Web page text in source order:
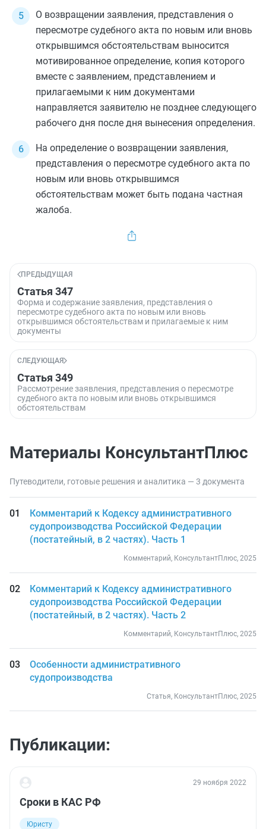
О возвращении заявления, представления о
пересмотре судебного акта по новым или вновь
открывшимся обстоятельствам выносится
мотивированное определение, копия которого
вместе с заявлением, представлением и
прилагаемыми к ним документами
направляется заявителю не позднее следующего
рабочего дня после дня вынесения определения.
На определение о возвращении заявления,
представления о пересмотре судебного акта по
новым или вновь открывшимся
обстоятельствам может быть подана частная
жалоба.
ПРЕДЫДУЩАЯ
Статья 347
Форма и содержание заявления, представления о
пересмотре судебного акта по новым или вновь
открывшимся обстоятельствам и прилагаемые к ним
документы
СЛЕДУЮЩАЯ
Статья 349
Рассмотрение заявления, представления о пересмотре
судебного акта по новым или вновь открывшимся
обстоятельствам
Материалы КонсультантПлюс
Путеводители, готовые решения и аналитика — 3 документа
Комментарий к Кодексу административного
судопроизводства Российской Федерации
(постатейный, в 2 частях). Часть 1
Комментарий, КонсультантПлюс, 2025
Комментарий к Кодексу административного
судопроизводства Российской Федерации
(постатейный, в 2 частях). Часть 2
Комментарий, КонсультантПлюс, 2025
Особенности административного
судопроизводства
Статья, КонсультантПлюс, 2025
Публикации:
29 ноября 2022
Сроки в КАС РФ
Юристу